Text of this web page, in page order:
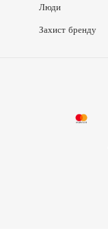
Люди
Захист бренду